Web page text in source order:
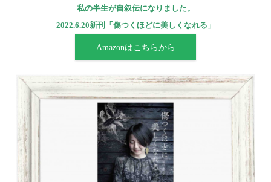
私の半生が自叙伝になりました。
2022.6.20新刊「傷つくほどに美しくなれる」
Amazonはこちらから